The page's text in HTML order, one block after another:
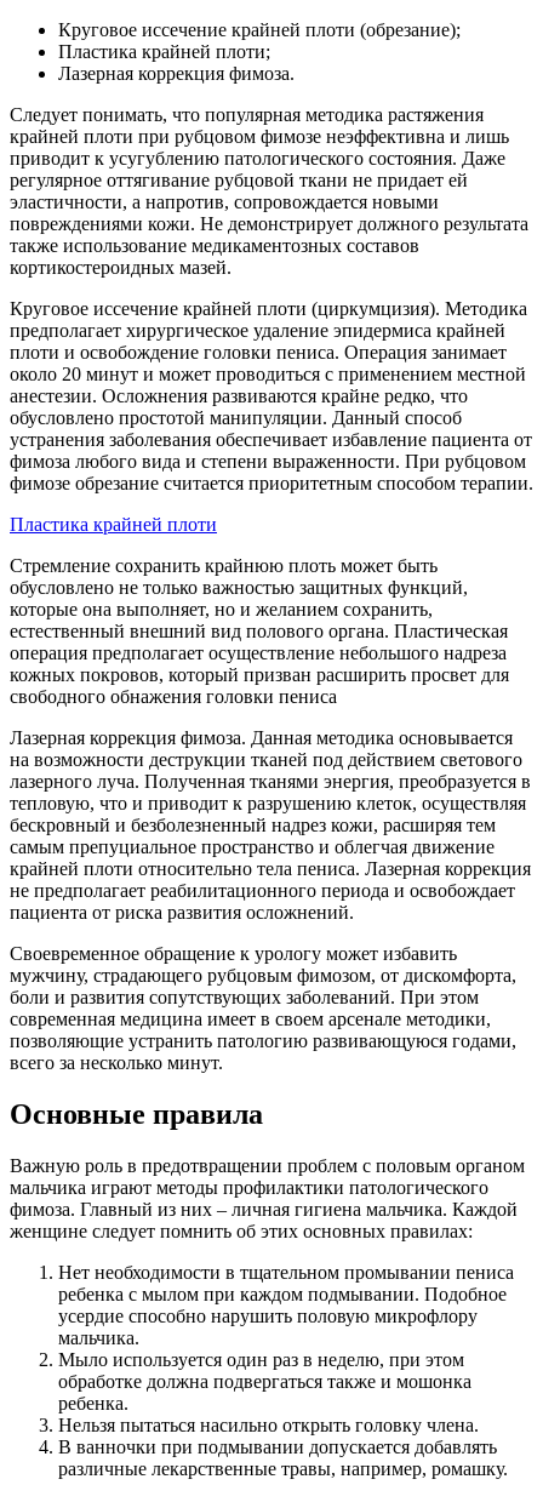
Круговое иссечение крайней плоти (обрезание);
Пластика крайней плоти;
Лазерная коррекция фимоза.
Следует понимать, что популярная методика растяжения
крайней плоти при рубцовом фимозе неэффективна и лишь
приводит к усугублению патологического состояния. Даже
регулярное оттягивание рубцовой ткани не придает ей
эластичности, а напротив, сопровождается новыми
повреждениями кожи. Не демонстрирует должного результата
также использование медикаментозных составов
кортикостероидных мазей.
Круговое иссечение крайней плоти (циркумцизия). Методика
предполагает хирургическое удаление эпидермиса крайней
плоти и освобождение головки пениса. Операция занимает
около 20 минут и может проводиться с применением местной
анестезии. Осложнения развиваются крайне редко, что
обусловлено простотой манипуляции. Данный способ
устранения заболевания обеспечивает избавление пациента от
фимоза любого вида и степени выраженности. При рубцовом
фимозе обрезание считается приоритетным способом терапии.
Пластика крайней плоти
Стремление сохранить крайнюю плоть может быть
обусловлено не только важностью защитных функций,
которые она выполняет, но и желанием сохранить,
естественный внешний вид полового органа. Пластическая
операция предполагает осуществление небольшого надреза
кожных покровов, который призван расширить просвет для
свободного обнажения головки пениса
Лазерная коррекция фимоза. Данная методика ос­но­вывается
на возможности деструкции тканей под действием светового
лазерного луча. Полученная тканями энергия, преобразуется в
тепловую, что и приводит к разрушению клеток, осуществляя
бескров­ный и безболезненный надрез кожи, расширяя тем
самым препуциальное пространство и облегчая дви­жение
крайней плоти относительно тела пениса. Лазерная коррекция
не предполагает реабилитацион­ного периода и освобождает
пациента от риска раз­вития осложнений.
Своевременное обращение к урологу может избавить
мужчину, страдающего рубцовым фимозом, от дискомфорта,
боли и развития сопутствующих заболеваний. При этом
современная медицина имеет в своем арсенале методики,
позволяющие устранить патологию развивающуюся годами,
всего за несколько минут.
Основные правила
Важную роль в предотвращении проблем с половым органом
мальчика играют методы профилактики патологического
фимоза. Главный из них – личная гигиена мальчика. Каждой
женщине следует помнить об этих основных правилах:
Нет необходимости в тщательном промывании пениса
ребенка с мылом при каждом подмывании. Подобное
усердие способно нарушить половую микрофлору
мальчика.
Мыло используется один раз в неделю, при этом
обработке должна подвергаться также и мошонка
ребенка.
Нельзя пытаться насильно открыть головку члена.
В ванночки при подмывании допускается добавлять
различные лекарственные травы, например, ромашку.